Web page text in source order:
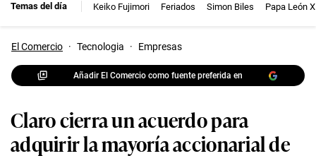
Temas del día Keiko Fujimori Feriados Simon Biles Papa León
El Comercio · Tecnologia · Empresas
Añadir El Comercio como fuente preferida en
Claro cierra un acuerdo para
adquirir la mayoría accionarial de